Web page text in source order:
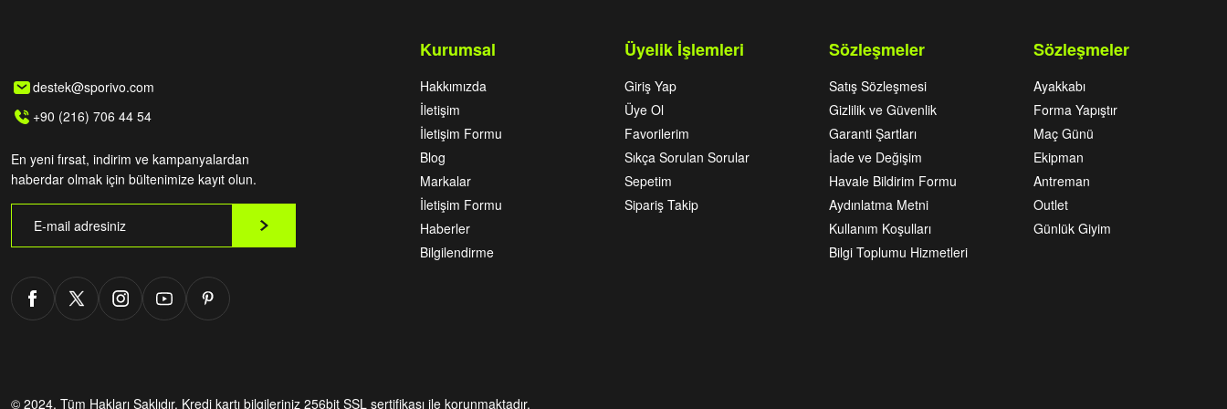
destek@sporivo.com
+90 (216) 706 44 54
En yeni fırsat, indirim ve kampanyalardan
haberdar olmak için bültenimize kayıt olun.
Kurumsal
Hakkımızda
İletişim
İletişim Formu
Blog
Markalar
İletişim Formu
Haberler
Bilgilendirme
Üyelik İşlemleri
Giriş Yap
Üye Ol
Favorilerim
Sıkça Sorulan Sorular
Sepetim
Sipariş Takip
Sözleşmeler
Satış Sözleşmesi
Gizlilik ve Güvenlik
Garanti Şartları
İade ve Değişim
Havale Bildirim Formu
Aydınlatma Metni
Kullanım Koşulları
Bilgi Toplumu Hizmetleri
Sözleşmeler
Ayakkabı
Forma Yapıştır
Maç Günü
Ekipman
Antreman
Outlet
Günlük Giyim
© 2024. Tüm Hakları Saklıdır. Kredi kartı bilgileriniz 256bit SSL sertifikası ile korunmaktadır.